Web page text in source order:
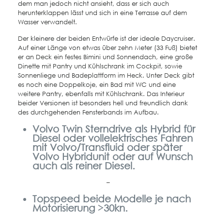
dem man jedoch nicht ansieht, dass er sich auch
herunterklappen lässt und sich in eine Terrasse auf dem
Wasser verwandelt.
Der kleinere der beiden Entwürfe ist der ideale Daycruiser.
Auf einer Länge von etwas über zehn Meter (33 Fuß) bietet
er an Deck ein festes Bimini und Sonnendach, eine große
Dinette mit Pantry und Kühlschrank im Cockpit, sowie
Sonnenliege und Badeplattform im Heck. Unter Deck gibt
es noch eine Doppelkoje, ein Bad mit WC und eine
weitere Pantry, ebenfalls mit Kühlschrank. Das Interieur
beider Versionen ist besonders hell und freundlich dank
des durchgehenden Fensterbands im Aufbau.
Volvo Twin Sterndrive als Hybrid für
Diesel oder vollelektrisches Fahren
mit Volvo/Transfluid oder später
Volvo Hybridunit oder auf Wunsch
auch als reiner Diesel.
–
Topspeed beide Modelle je nach
Motorisierung >30kn.